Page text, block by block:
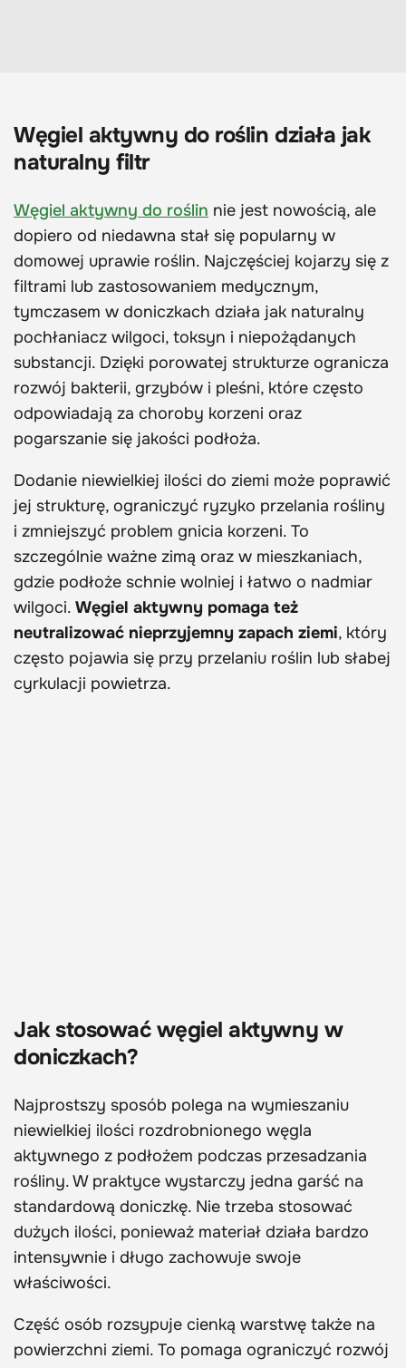
Węgiel aktywny do roślin działa jak
naturalny filtr
Węgiel aktywny do roślin nie jest nowością, ale
dopiero od niedawna stał się popularny w
domowej uprawie roślin. Najczęściej kojarzy się z
filtrami lub zastosowaniem medycznym,
tymczasem w doniczkach działa jak naturalny
pochłaniacz wilgoci, toksyn i niepożądanych
substancji. Dzięki porowatej strukturze ogranicza
rozwój bakterii, grzybów i pleśni, które często
odpowiadają za choroby korzeni oraz
pogarszanie się jakości podłoża.
Dodanie niewielkiej ilości do ziemi może poprawić
jej strukturę, ograniczyć ryzyko przelania rośliny
i zmniejszyć problem gnicia korzeni. To
szczególnie ważne zimą oraz w mieszkaniach,
gdzie podłoże schnie wolniej i łatwo o nadmiar
wilgoci. Węgiel aktywny pomaga też
neutralizować nieprzyjemny zapach ziemi, który
często pojawia się przy przelaniu roślin lub słabej
cyrkulacji powietrza.
Jak stosować węgiel aktywny w
doniczkach?
Najprostszy sposób polega na wymieszaniu
niewielkiej ilości rozdrobnionego węgla
aktywnego z podłożem podczas przesadzania
rośliny. W praktyce wystarczy jedna garść na
standardową doniczkę. Nie trzeba stosować
dużych ilości, ponieważ materiał działa bardzo
intensywnie i długo zachowuje swoje
właściwości.
Część osób rozsypuje cienką warstwę także na
powierzchni ziemi. To pomaga ograniczyć rozwój